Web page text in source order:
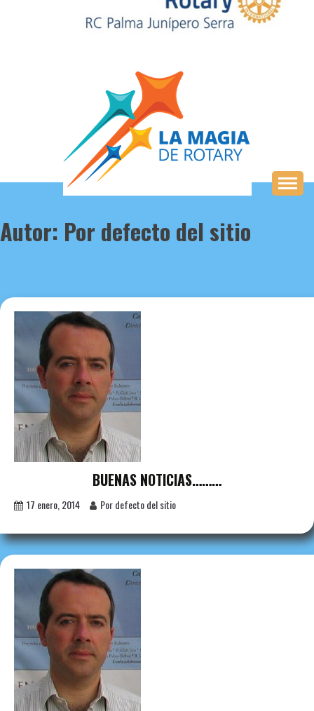
Autor: Por defecto del sitio
BUENAS NOTICIAS………
17 enero, 2014 Por defecto del sitio